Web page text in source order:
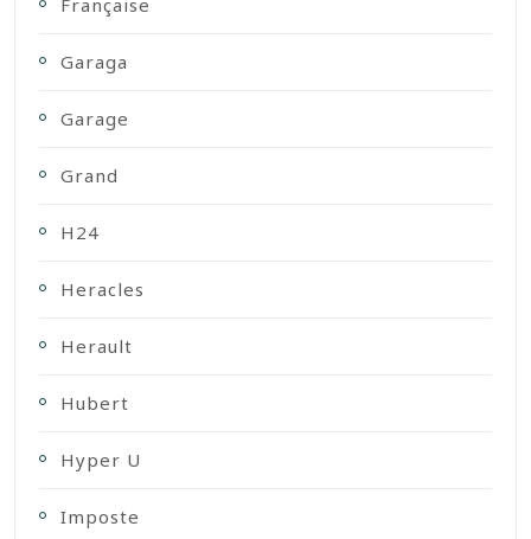
Française
Garaga
Garage
Grand
H24
Heracles
Herault
Hubert
Hyper U
Imposte